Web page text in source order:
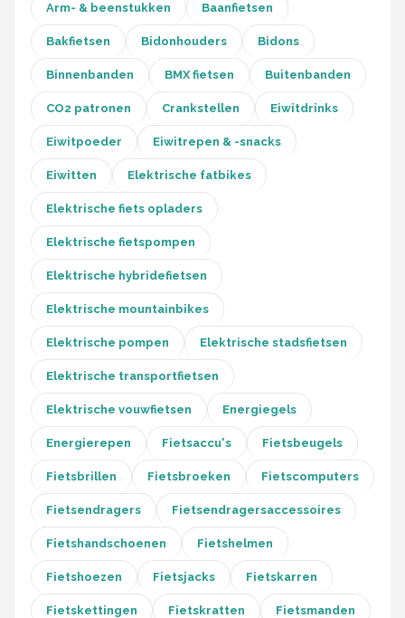
Arm- & beenstukken Baanfietsen
Bakfietsen Bidonhouders Bidons
Binnenbanden BMX fietsen Buitenbanden
CO2 patronen Crankstellen Eiwitdrinks
Eiwitpoeder Eiwitrepen & -snacks
Eiwitten Elektrische fatbikes
Elektrische fiets opladers
Elektrische fietspompen
Elektrische hybridefietsen
Elektrische mountainbikes
Elektrische pompen Elektrische stadsfietsen
Elektrische transportfietsen
Elektrische vouwfietsen Energiegels
Energierepen Fietsaccu's Fietsbeugels
Fietsbrillen Fietsbroeken Fietscomputers
Fietsendragers Fietsendragersaccessoires
Fietshandschoenen Fietshelmen
Fietshoezen Fietsjacks Fietskarren
Fietskettingen Fietskratten Fietsmanden